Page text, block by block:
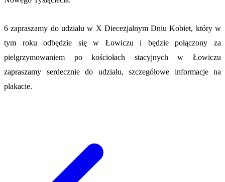
6 zapraszamy do udziału w X Diecezjalnym Dniu Kobiet, który w
tym roku odbędzie się w Łowiczu i będzie połączony za
pielgrzymowaniem po kościołach stacyjnych w Łowiczu
zapraszamy serdecznie do udziału, szczegółowe informacje na
plakacie.